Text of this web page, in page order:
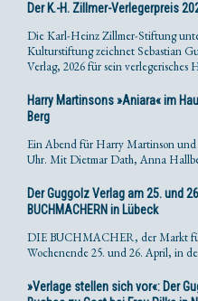
Der K.-H. Zillmer-Verlegerpreis
Die Karl-Heinz Zillmer-Stiftung
Kulturstiftung zeichnet Sebastian
Verlag, 2026 für sein verlegerisches
Harry Martinsons »Aniara« im
Berg
Ein Abend für Harry Martinson
Uhr. Mit Dietmar Dath, Anna
Der Guggolz Verlag am 25. und
BUCHMACHERN in Lübeck
DIE BUCHMACHER, der Markt
Wochenende 25. und 26. April, in
»Verlage stellen sich vor«: Der